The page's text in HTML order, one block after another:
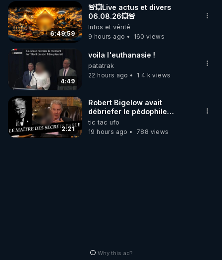
6:49:59
🚨💥Live actus et divers
06.08.26💥🚨
Infos et vérité
9 hours ago
160 views
4:49
voila l'euthanasie !
patatrak
22 hours ago
1.4 k views
2:21
Robert Bigelow avait
débriefer le pédophile
génocidaire de donald j
trump
tic tac ufo
19 hours ago
788 views
Why this ad?